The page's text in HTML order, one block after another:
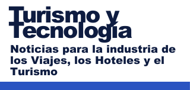
Turismo y
Tecnología
Noticias para la industria de
los Viajes, los Hoteles y el
Turismo